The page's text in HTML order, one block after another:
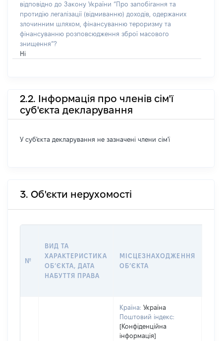
відповідно до Закону України “Про запобігання та
протидію легалізації (відмиванню) доходів, одержаних
злочинним шляхом, фінансуванню тероризму та
фінансуванню розповсюдження зброї масового
знищення”?
Ні
2.2. Інформація про членів сім'ї
суб'єкта декларування
У суб'єкта декларування не зазначені члени сім'ї
3. Об'єкти нерухомості
№
ВИД ТА
ХАРАКТЕРИСТИКА
ОБʼЄКТА, ДАТА
НАБУТТЯ ПРАВА
МІСЦЕЗНАХОДЖЕННЯ
ОБʼЄКТА
Країна: Україна
Поштовий індекс:
[Конфіденційна
інформація]